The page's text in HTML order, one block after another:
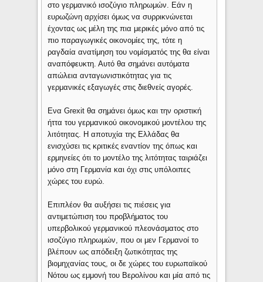
στο γερμανικό ισοζύγιο πληρωμών. Εάν η
ευρωζώνη αρχίσει όμως να συρρικνώνεται
έχοντας ως μέλη της πια μερικές μόνο από τις
πιο παραγωγικές οικονομίες της, τότε η
ραγδαία ανατίμηση του νομίσματός της θα είναι
αναπόφευκτη. Αυτό θα σημάνει αυτόματα
απώλεια ανταγωνιστικότητας για τις
γερμανικές εξαγωγές στις διεθνείς αγορές.
Ενα Grexit θα σημάνει όμως και την οριστική
ήττα του γερμανικού οικονομικού μοντέλου της
λιτότητας. Η αποτυχία της Ελλάδας θα
ενισχύσει τις κριτικές εναντίον της όπως και
ερμηνείες ότι το μοντέλο της λιτότητας ταιριάζει
μόνο στη Γερμανία και όχι στις υπόλοιπες
χώρες του ευρώ.
Επιπλέον θα αυξήσει τις πιέσεις για
αντιμετώπιση του προβλήματος του
υπερβολικού γερμανικού πλεονάσματος στο
ισοζύγιο πληρωμών, που οι μεν Γερμανοί το
βλέπουν ως απόδειξη ζωτικότητας της
βιομηχανίας τους, οι δε χώρες του ευρωπαϊκού
Νότου ως εμμονή του Βερολίνου και μία από τις